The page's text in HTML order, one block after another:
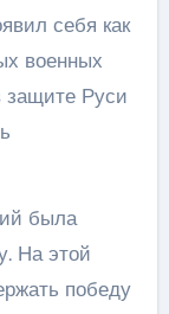
себя как
военных
защите Руси
была
На этой
победу